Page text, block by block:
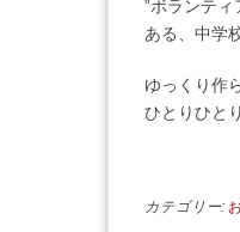
”ボランテ
ある、中学
ゆっくり作
ひとりひと
カテゴリー: